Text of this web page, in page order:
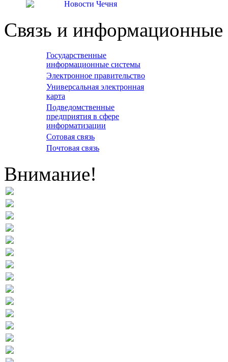
Связь и информационные
Государственные
информационные системы
Электронное правительство
Универсальная электронная
карта
Подведомственные
предприятия в сфере
информатизации
Сотовая связь
Почтовая связь
Внимание!